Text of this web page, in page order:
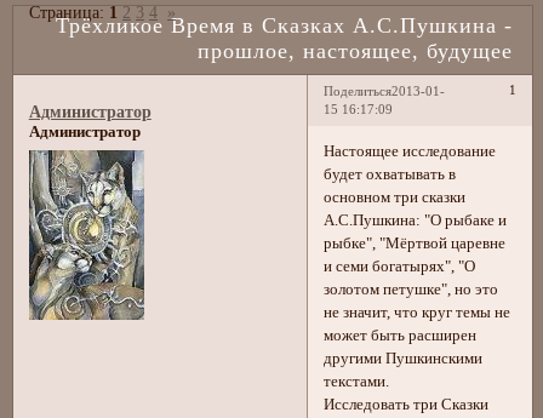
Трёхликое Время в Сказках А.С.Пушкина -
прошлое, настоящее, будущее
Страница:1 2 3 4 »
Поделиться 1
2013-01-
15 16:17:09
Администратор
Администратор
Настоящее исследование
будет охватывать в
основном три сказки
А.С.Пушкина: "О рыбаке и
рыбке", "Мёртвой царевне
и семи богатырях", "О
золотом петушке", но это
не значит, что круг темы не
может быть расширен
другими Пушкинскими
текстами.
Исследовать три Сказки